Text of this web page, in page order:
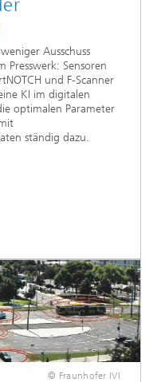
Ausschuss
Sensoren
und F-Scanner
KI im digitalen
optimalen Parameter
ständig dazu.
© Fraunhofer IVI